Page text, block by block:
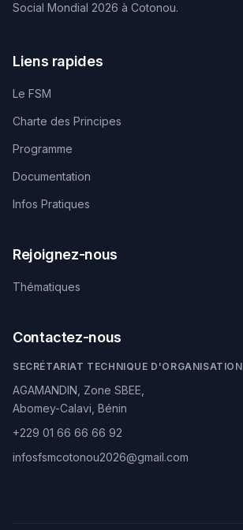
Social Mondial 2026 à Cotonou.
Liens rapides
Le FSM
Charte des Principes
Programme
Documentation
Infos Pratiques
Rejoignez-nous
Thématiques
Contactez-nous
SECRÉTARIAT TECHNIQUE D'ORGANISATION
AGAMANDIN, Zone SBEE,
Abomey-Calavi, Bénin
+229 01 66 66 66 92
infosfsmcotonou2026@gmail.com